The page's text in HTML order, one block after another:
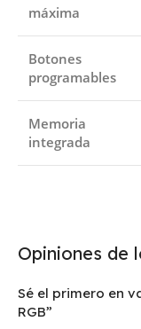
máxima
Botones
programables
Memoria
integrada
Opiniones de
Sé el primero en
RGB”